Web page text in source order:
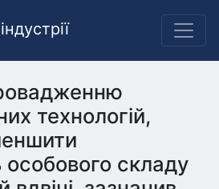
технологій,
особового складу